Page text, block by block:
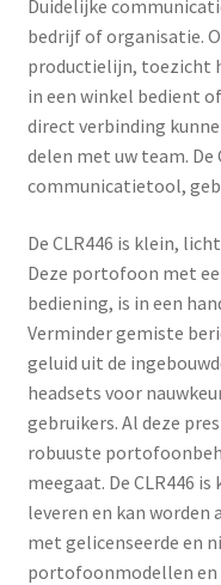
Duidelijke
bedrijf of organisatie.
productielijn, toezicht
in een winkel bedient
direct verbinding
delen met uw team. De
communicatietool,
De CLR446 is klein,
Deze portofoon met
bediening, is in een
Verminder gemiste
geluid uit de
headsets voor
gebruikers. Al deze
robuuste
meegaat. De CLR446
leveren en kan worden
met gelicenseerde en
portofoonmodellen en